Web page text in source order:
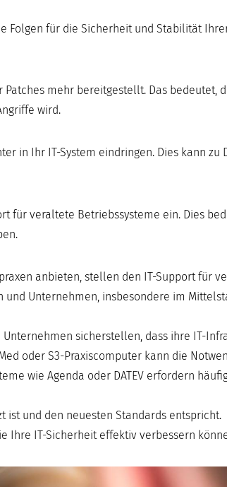
Folgen für die Sicherheit und Stabilität
mehr bereitgestellt. Das bedeutet,
wird.
in Ihr IT-System eindringen. Dies kann zu
für veraltete Betriebssysteme ein. Dies
anbieten, stellen den IT-Support für
Unternehmen, insbesondere im
Unternehmen sicherstellen, dass ihre IT-
oder S3-Praxiscomputer kann die
wie Agenda oder DATEV erfordern
ist und den neuesten Standards entspricht.
Ihre IT-Sicherheit effektiv verbessern